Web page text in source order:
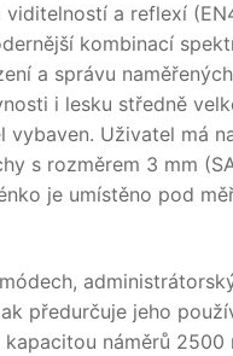
a reflexí
kombinací
a správu
i lesku středně
Uživatel má
s rozměrem 3 mm
je umístěno pod
předurčuje jeho
náměrů